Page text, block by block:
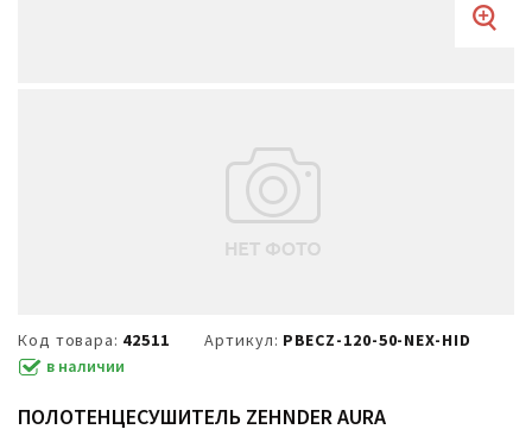
Код товара: 42511 Артикул: PBECZ-120-50-NEX-HID
в наличии
ПОЛОТЕНЦЕСУШИТЕЛЬ ZEHNDER AURA